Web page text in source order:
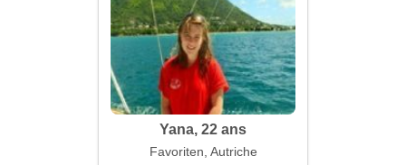
Yana, 22 ans
Favoriten, Autriche